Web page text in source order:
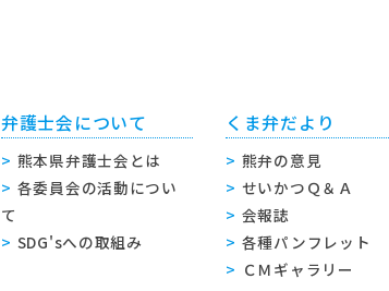
弁護士会について
熊本県弁護士会とは
各委員会の活動につい
て
SDG'sへの取組み
くま弁だより
熊弁の意見
せいかつＱ＆Ａ
会報誌
各種パンフレット
ＣＭギャラリー